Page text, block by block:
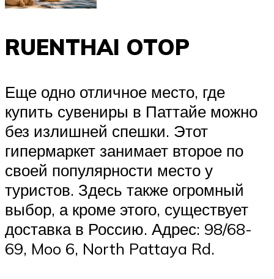
RUENTHAI OTOP
Еще одно отличное место, где
купить сувениры в Паттайе можно
без излишней спешки. Этот
гипермаркет занимает второе по
своей популярности место у
туристов. Здесь также огромный
выбор, а кроме этого, существует
доставка в Россию. Адрес: 98/68-
69, Moo 6, North Pattaya Rd.